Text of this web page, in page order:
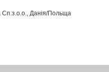
Данія/Польща